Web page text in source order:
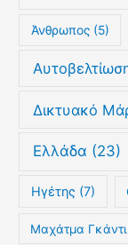
Άνθρωπος(5)
Δικτυακό
Ελλάδα (23)
Ηγέτης (7)
Μαχάτμα Γκάντι